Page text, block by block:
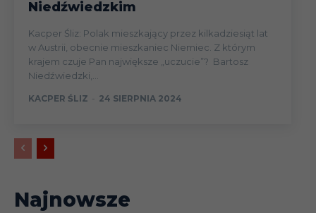
Niedźwiedzkim
Kacper Śliz: Polak mieszkający przez kilkadziesiąt lat
w Austrii, obecnie mieszkaniec Niemiec. Z którym
krajem czuje Pan największe „uczucie”? Bartosz
Niedźwiedzki,...
KACPER ŚLIZ - 24 SIERPNIA 2024
Najnowsze